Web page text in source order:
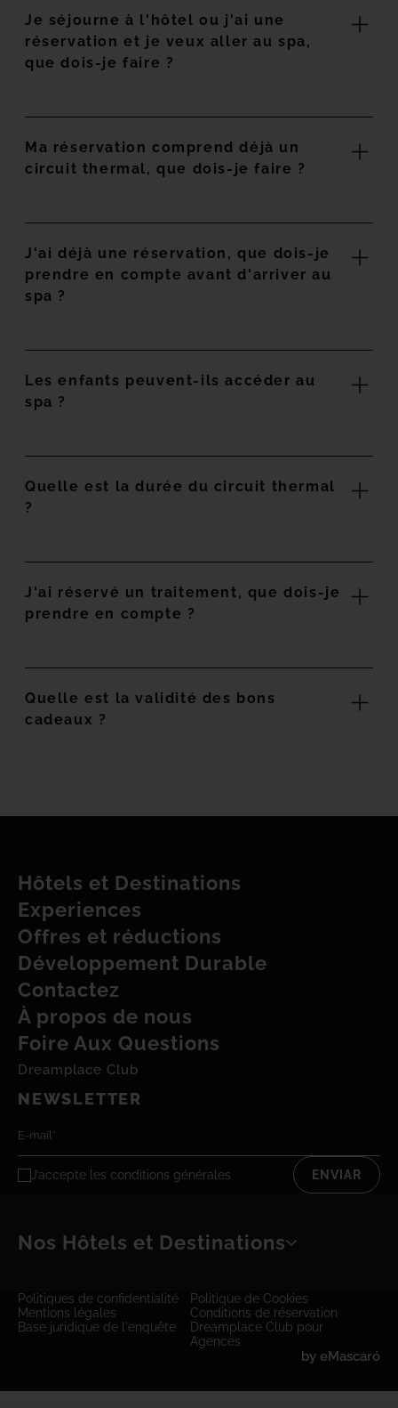
Je séjourne à l'hôtel ou j'ai une
réservation et je veux aller au spa,
que dois-je faire ?
Ma réservation comprend déjà un
circuit thermal, que dois-je faire ?
J'ai déjà une réservation, que dois-je
prendre en compte avant d'arriver au
spa ?
Les enfants peuvent-ils accéder au
spa ?
Quelle est la durée du circuit thermal
?
J'ai réservé un traitement, que dois-je
prendre en compte ?
Quelle est la validité des bons
cadeaux ?
Hôtels et Destinations
Experiences
Offres et réductions
Développement Durable
Contactez
À propos de nous
Foire Aux Questions
Dreamplace Club
NEWSLETTER
J’accepte les conditions générales ENVIAR
Nos Hôtels et Destinations
Politiques de confidentialité
Politique de Cookies
Mentions légales
Conditions de réservation
Base juridique de l'enquête
Dreamplace Club pour
Agences
by eMascaró